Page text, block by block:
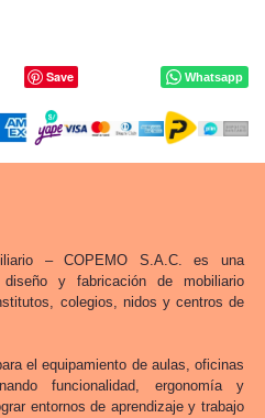
Save Whatsapp
– COPEMO S.A.C. es una
y fabricación de mobiliario
colegios, nidos y centros de
el equipamiento de aulas, oficinas
funcionalidad, ergonomía y
entornos de aprendizaje y trabajo